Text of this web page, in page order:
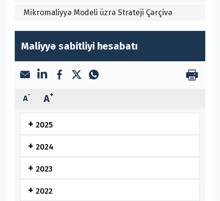
Mikromaliyyə Modeli üzrə Strateji Çərçivə
Maliyyə sabitliyi hesabatı
A- A+
2025
2024
2023
2022